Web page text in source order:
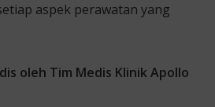
aspek perawatan yang
oleh Tim Medis Klinik Apollo